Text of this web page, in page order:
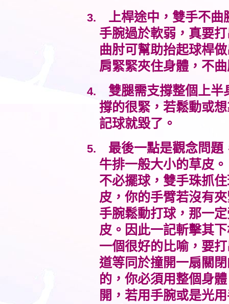
3.
上桿途中，雙手不曲
手腕過於軟弱，真要
曲肘可幫助抬起球桿
肩緊緊夾住身體，不
4.
雙腿需支撐整個上半
撐的很緊，若鬆動或
記球就毀了。
5.
最後一點是觀念問題
牛排一般大小的草皮
不必擺球，雙手珠抓
皮，你的手臂若沒有
手腕鬆動打球，那一
皮。因此一記斬擊其
一個很好的比喻，要
道等同於撞開一扇關
的，你必須用整個身
開，若用手腕或是光